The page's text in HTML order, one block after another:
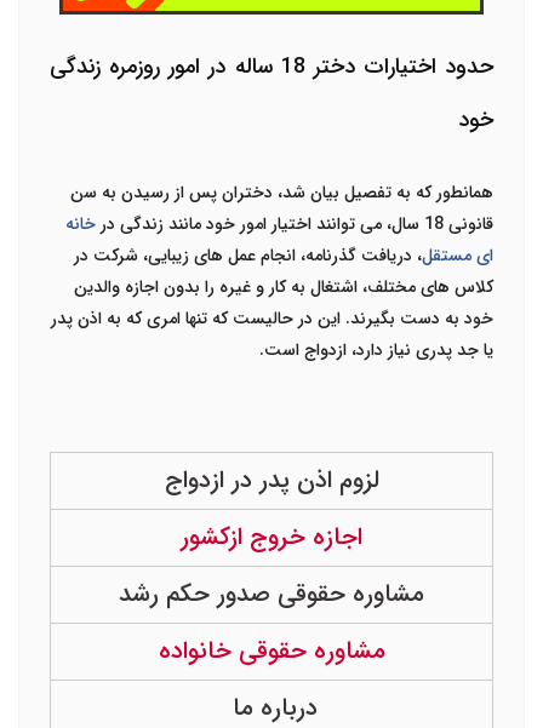
حدود اختیارات دختر 18 ساله در امور روزمره زندگی
خود
همانطور که به تفصیل بیان شد، دختران پس از رسیدن به سن
قانونی 18 سال، می توانند اختیار امور خود مانند زندگی در
خانه
ای مستقل، دریافت گذرنامه، انجام عمل های زیبایی، شرکت در
کلاس های مختلف، اشتغال به کار و غیره را بدون اجازه والدین
خود به دست بگیرند. این در حالیست که تنها امری که به اذن پدر
یا جد پدری نیاز دارد، ازدواج است.
لزوم اذن پدر در ازدواج
اجازه خروج ازکشور
مشاوره حقوقی صدور حکم رشد
مشاوره حقوقی خانواده
درباره ما